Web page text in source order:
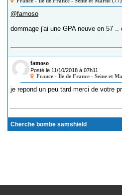
@famoso
dommage j'ai une GPA neuve en 57 ..
famoso
Posté le 11/10/2018 à 07h11
France - Île de France - Seine et
je repond un peu tard merci de votre
Cherche bombe samshield